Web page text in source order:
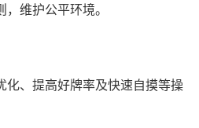
维护公平环境。
化、提高好牌率及快速自摸等操